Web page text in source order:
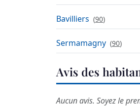
Bavilliers (90)
Sermamagny (90)
Avis des
Aucun avis. Soyez le